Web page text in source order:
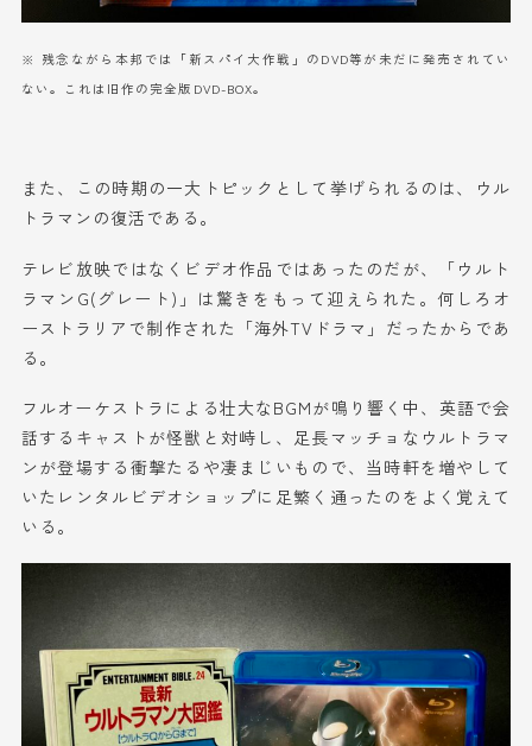
※ 残念ながら本邦では「新スパイ大作戦」のDVD等が未だに発売されてい
ない。これは旧作の完全版DVD-BOX。
また、この時期の一大トピックとして挙げられるのは、ウル
トラマンの復活である。
テレビ放映ではなくビデオ作品ではあったのだが、「ウルト
ラマンG(グレート)」は驚きをもって迎えられた。何しろオ
ーストラリアで制作された「海外TVドラマ」だったからであ
る。
フルオーケストラによる壮大なBGMが鳴り響く中、英語で会
話するキャストが怪獣と対峙し、足長マッチョなウルトラマ
ンが登場する衝撃たるや凄まじいもので、当時軒を増やして
いたレンタルビデオショップに足繁く通ったのをよく覚えて
いる。